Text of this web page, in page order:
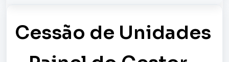
Cessão de Unidades